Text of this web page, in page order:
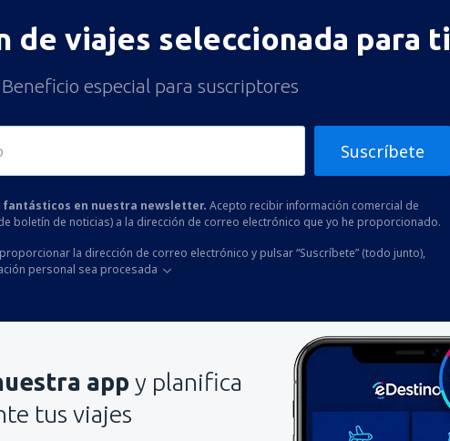
de viajes seleccionada para ti
Beneficio especial para suscriptores
Suscríbete
fantásticos en nuestra newsletter. Acepto recibir información comercial de
boletín de noticias) a la dirección de correo electrónico que yo he proporcionado.
la dirección de correo electrónico y pulsar “Suscríbete” (todo junto),
personal sea procesada
app y planifica
tus viajes